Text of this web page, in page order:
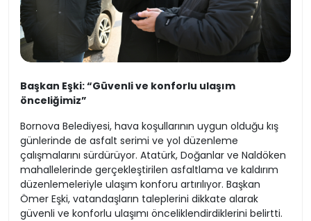
Başkan Eşki: “Güvenli ve konforlu ulaşım
önceliğimiz”
Bornova Belediyesi, hava koşullarının uygun olduğu kış
günlerinde de asfalt serimi ve yol düzenleme
çalışmalarını sürdürüyor. Atatürk, Doğanlar ve Naldöken
mahallelerinde gerçekleştirilen asfaltlama ve kaldırım
düzenlemeleriyle ulaşım konforu artırılıyor. Başkan
Ömer Eşki, vatandaşların taleplerini dikkate alarak
güvenli ve konforlu ulaşımı önceliklendirdiklerini belirtti.